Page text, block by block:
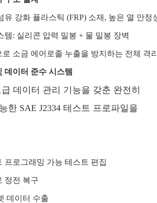
유 강화 플라스틱 (FRP) 소재, 높은 열 안정
템: 실리콘 압력 밀봉 + 물 밀봉 장벽
로 소금 에어로졸 누출을 방지하는 전체 격
데이터 준수 시스템
데이터 관리 기능을 갖춘 완전히
한 SAE J2334 테스트 프로파일을
프로그래밍 가능 테스트 편집
정전 복구
데이터 수출